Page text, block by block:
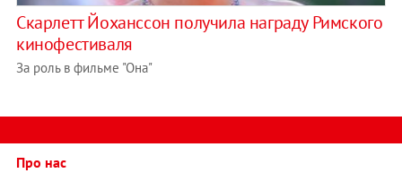
Скарлетт Йоханссон получила награду Римского
кинофестиваля
За роль в фильме "Она"
Про нас